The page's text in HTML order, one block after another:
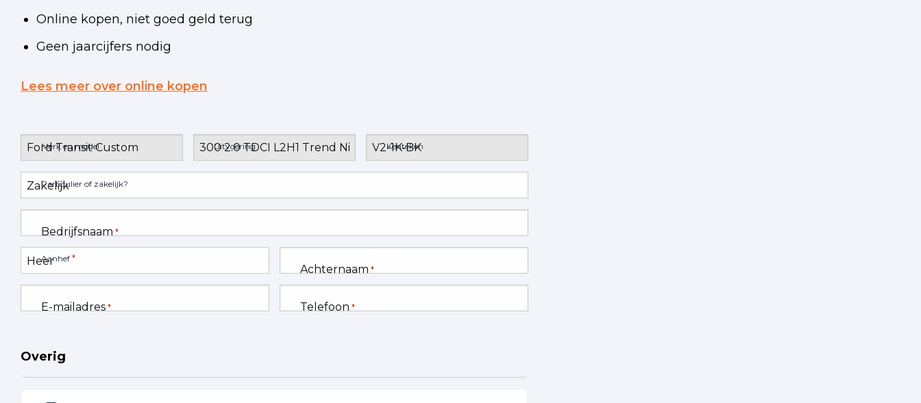
Online kopen, niet goed geld terug
Geen jaarcijfers nodig
Lees meer over online kopen
Merk en model Uitvoering Kenteken
Particulier of zakelijk?
Bedrijfsnaam *
Aanhef *
Achternaam *
E-mailadres * Telefoon *
Overig